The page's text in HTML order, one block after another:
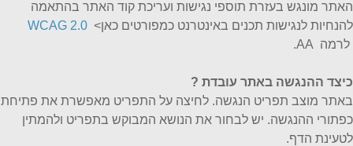
האתר מונגש בעזרת תוספי נגישות ועריכת קוד האתר בהתאמה
להנחיות לנגישות תכנים באינטרנט כמפורטים כאן> WCAG 2.0
לרמה AA.
כיצד ההנגשה באתר עובדת ?
באתר מוצב תפריט הנגשה. לחיצה על התפריט מאפשרת את פתיחת
כפתורי ההנגשה. יש לבחור את הנושא המבוקש בתפריט ולהמתין
לטעינת הדף.